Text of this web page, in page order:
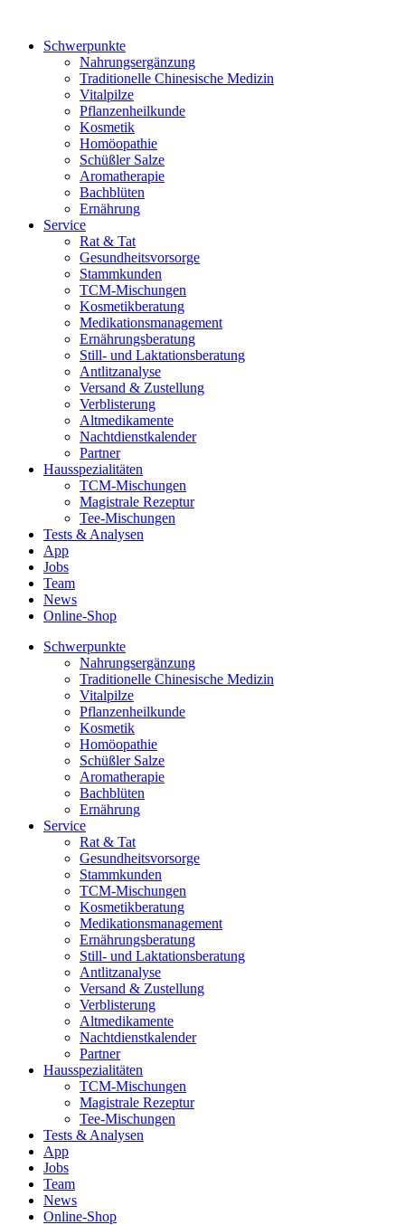
Schwerpunkte
Nahrungsergänzung
Traditionelle Chinesische Medizin
Vitalpilze
Pflanzenheilkunde
Kosmetik
Homöopathie
Schüßler Salze
Aromatherapie
Bachblüten
Ernährung
Service
Rat & Tat
Gesundheitsvorsorge
Stammkunden
TCM-Mischungen
Kosmetikberatung
Medikationsmanagement
Ernährungsberatung
Still- und Laktationsberatung
Antlitzanalyse
Versand & Zustellung
Verblisterung
Altmedikamente
Nachtdienstkalender
Partner
Hausspezialitäten
TCM-Mischungen
Magistrale Rezeptur
Tee-Mischungen
Tests & Analysen
App
Jobs
Team
News
Online-Shop
Schwerpunkte
Nahrungsergänzung
Traditionelle Chinesische Medizin
Vitalpilze
Pflanzenheilkunde
Kosmetik
Homöopathie
Schüßler Salze
Aromatherapie
Bachblüten
Ernährung
Service
Rat & Tat
Gesundheitsvorsorge
Stammkunden
TCM-Mischungen
Kosmetikberatung
Medikationsmanagement
Ernährungsberatung
Still- und Laktationsberatung
Antlitzanalyse
Versand & Zustellung
Verblisterung
Altmedikamente
Nachtdienstkalender
Partner
Hausspezialitäten
TCM-Mischungen
Magistrale Rezeptur
Tee-Mischungen
Tests & Analysen
App
Jobs
Team
News
Online-Shop